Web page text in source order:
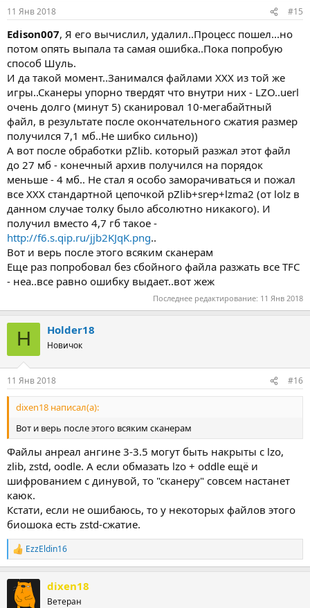
11 Янв 2018 #15
Edison007, Я его вычислил, удалил..Процесс пошел...но
потом опять выпала та самая ошибка..Пока попробую
способ Шуль.
И да такой момент..Занимался файлами XXX из той же
игры..Сканеры упорно твердят что внутри них - LZO..uerl
очень долго (минут 5) сканировал 10-мегабайтный
файл, в результате после окончательного сжатия размер
получился 7,1 мб..Не шибко сильно))
А вот после обработки pZlib. который разжал этот файл
до 27 мб - конечный архив получился на порядок
меньше - 4 мб.. Не стал я особо заморачиваться и пожал
все XXX стандартной цепочкой pZlib+srep+lzma2 (от lolz в
данном случае толку было абсолютно никакого). И
получил вместо 4,7 гб такое -
http://f6.s.qip.ru/jjb2KJqK.png..
Вот и верь после этого всяким сканерам
Еще раз попробовал без сбойного файла разжать все TFC
- неа..все равно ошибку выдает..вот жеж
Последнее редактирование: 11 Янв 2018
H Holder18
Новичок
11 Янв 2018 #16
dixen18 написал(а):
Вот и верь после этого всяким сканерам
Файлы анреал ангине 3-3.5 могут быть накрыты с lzo,
zlib, zstd, oodle. А если обмазать lzo + oddle ещё и
шифрованием с динувой, то "сканеру" совсем настанет
каюк.
Кстати, если не ошибаюсь, то у некоторых файлов этого
биошока есть zstd-сжатие.
Р
е
к
ц
EzzEldin16
dixen18
Ветеран